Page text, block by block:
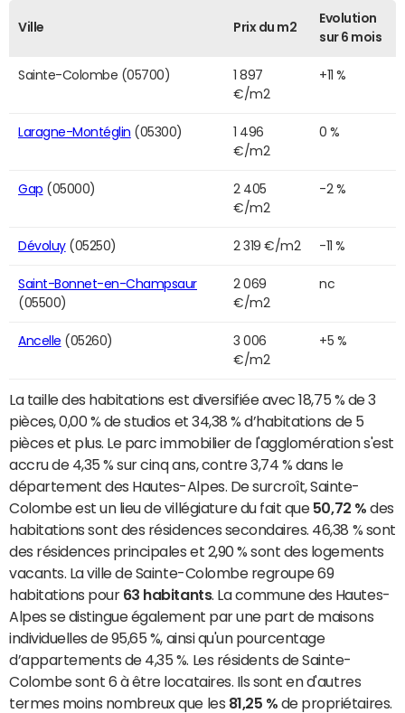
Ville Prix du m2
Evolution
sur 6 mois
Sainte-Colombe (05700)
1 897
€/m2
+11 %
Laragne-Montéglin (05300)
1 496
€/m2
0 %
Gap (05000)
2 405
€/m2
-2 %
Dévoluy(05250) 2 319 €/m2 -11 %
Saint-Bonnet-en-Champsaur
(05500)
2 069
€/m2
nc
Ancelle (05260)
3 006
€/m2
+5 %
La taille des habitations est diversifiée avec 18,75 % de 3
pièces, 0,00 % de studios et 34,38 % d’habitations de 5
pièces et plus. Le parc immobilier de l'agglomération s'est
accru de 4,35 % sur cinq ans, contre 3,74 % dans le
département des Hautes-Alpes. De surcroît, Sainte-
Colombe est un lieu de villégiature du fait que 50,72 % des
habitations sont des résidences secondaires. 46,38 % sont
des résidences principales et 2,90 % sont des logements
vacants. La ville de Sainte-Colombe regroupe 69
habitations pour 63 habitants. La commune des Hautes-
Alpes se distingue également par une part de maisons
individuelles de 95,65 %, ainsi qu'un pourcentage
d’appartements de 4,35 %. Les résidents de Sainte-
Colombe sont 6 à être locataires. Ils sont en d'autres
termes moins nombreux que les 81,25 % de propriétaires.